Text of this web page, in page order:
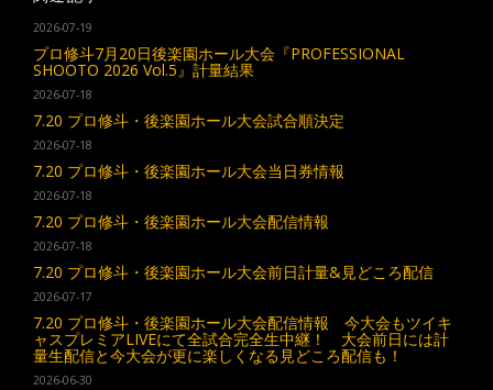
2026-07-19
プロ修斗7月20日後楽園ホール大会『PROFESSIONAL
SHOOTO 2026 Vol.5』計量結果
2026-07-18
7.20 プロ修斗・後楽園ホール大会試合順決定
2026-07-18
7.20 プロ修斗・後楽園ホール大会当日券情報
2026-07-18
7.20 プロ修斗・後楽園ホール大会配信情報
2026-07-18
7.20 プロ修斗・後楽園ホール大会前日計量&見どころ配信
2026-07-17
7.20 プロ修斗・後楽園ホール大会配信情報 今大会もツイキ
ャスプレミアLIVEにて全試合完全生中継！ 大会前日には計
量生配信と今大会が更に楽しくなる見どころ配信も！
2026-06-30